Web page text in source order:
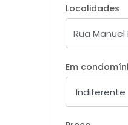
Localidades
Em